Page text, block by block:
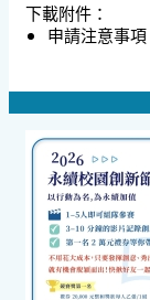
下載附件：
申請注意事項